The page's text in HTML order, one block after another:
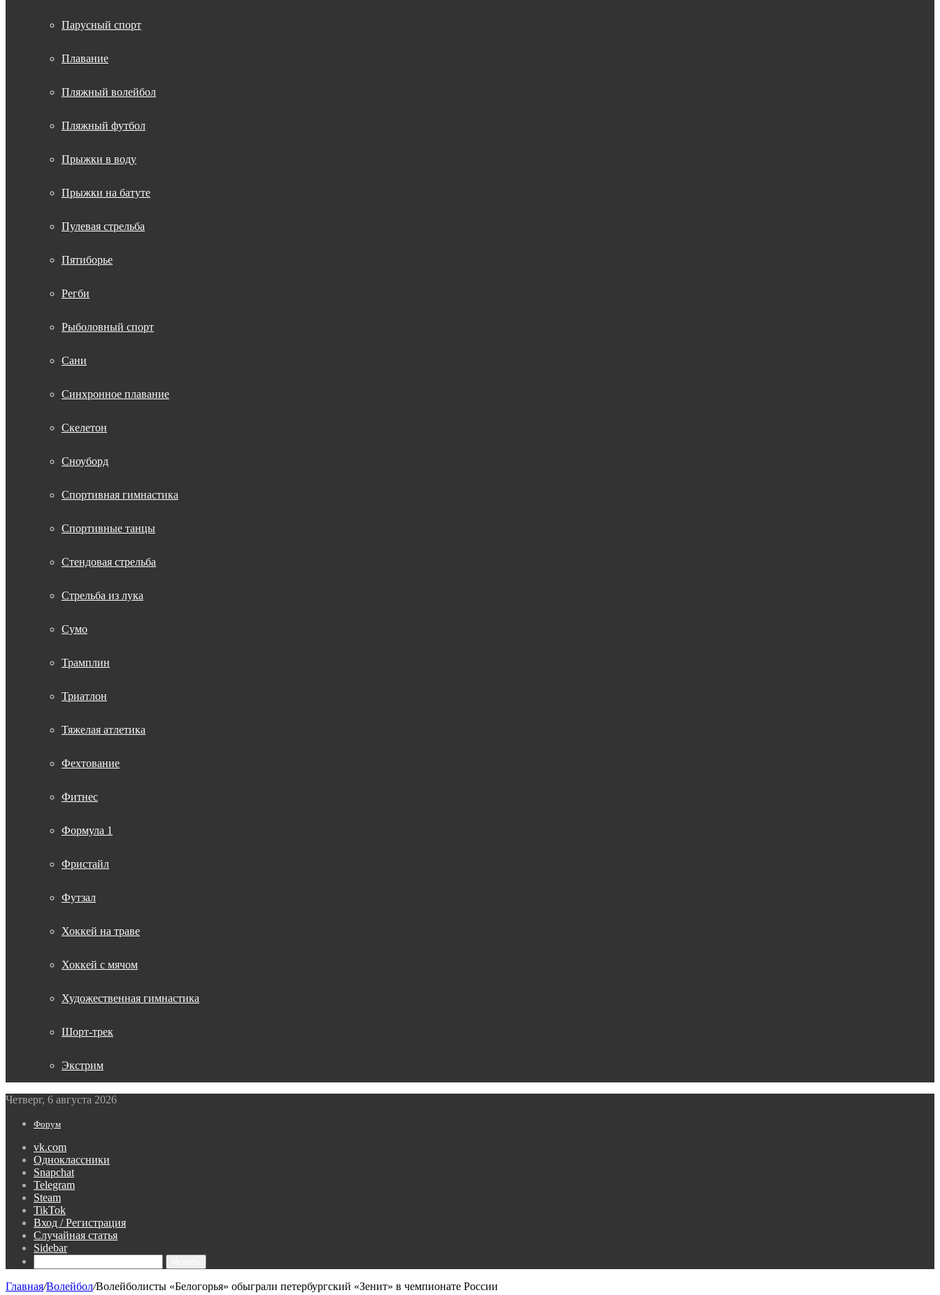
Парусный спорт
Плавание
Пляжный волейбол
Пляжный футбол
Прыжки в воду
Прыжки на батуте
Пулевая стрельба
Пятиборье
Регби
Рыболовный спорт
Сани
Синхронное плавание
Скелетон
Сноуборд
Спортивная гимнастика
Спортивные танцы
Стендовая стрельба
Стрельба из лука
Сумо
Трамплин
Триатлон
Тяжелая атлетика
Фехтование
Фитнес
Формула 1
Фристайл
Футзал
Хоккей на траве
Хоккей с мячом
Художественная гимнастика
Шорт-трек
Экстрим
Четверг, 6 августа 2026
Форум
vk.com
Одноклассники
Snapchat
Telegram
Steam
TikTok
Вход / Регистрация
Случайная статья
Sidebar
Главная/Волейбол/Волейболисты «Белогорья» обыграли петербургский «Зенит» в чемпионате России